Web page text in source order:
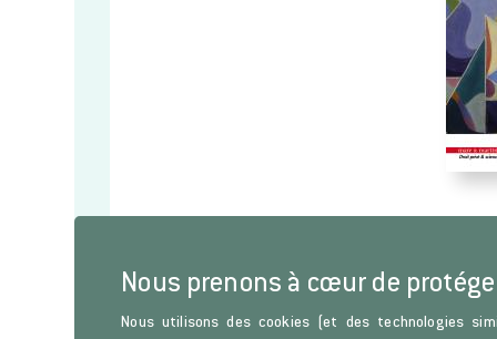
Nous prenons à cœur de
Nous utilisons des cookies (et des technologies